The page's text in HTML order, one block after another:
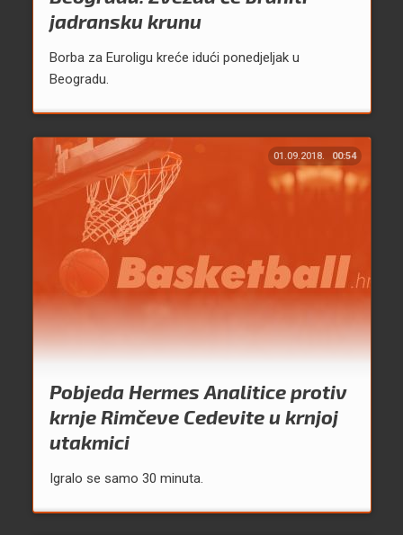
jadransku krunu
Borba za Euroligu kreće idući ponedjeljak u
Beogradu.
01.09.2018. 00:54
Pobjeda Hermes Analitice protiv
krnje Rimčeve Cedevite u krnjoj
utakmici
Igralo se samo 30 minuta.